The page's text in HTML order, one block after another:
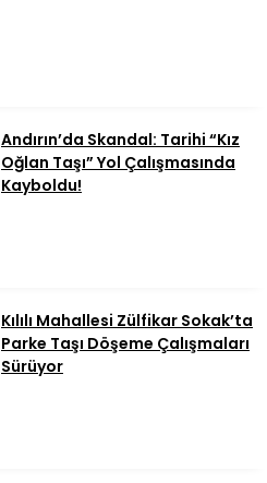
Andırın’da Skandal: Tarihi “Kız
Oğlan Taşı” Yol Çalışmasında
Kayboldu!
Kılılı Mahallesi Zülfikar Sokak’ta
Parke Taşı Döşeme Çalışmaları
Sürüyor